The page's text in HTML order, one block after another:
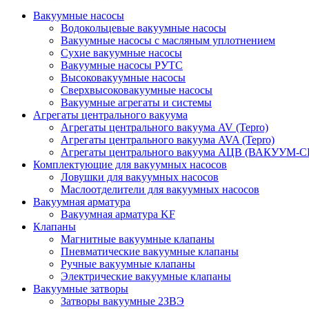
Вакуумные насосы
Водокольцевые вакуумные насосы
Вакуумные насосы с масляным уплотнением
Сухие вакуумные насосы
Вакуумные насосы РУТС
Высоковакуумные насосы
Сверхвысоковакуумные насосы
Вакуумные агрегаты и системы
Агрегаты центрального вакуума
Агрегаты центрального вакуума AV (Tepro)
Агрегаты центрального вакуума AVA (Tepro)
Агрегаты центрального вакуума АЦВ (ВАКУУМ-
Комплектующие для вакуумных насосов
Ловушки для вакуумных насосов
Маслоотделители для вакуумных насосов
Вакуумная арматура
Вакуумная арматура KF
Клапаны
Магнитные вакуумные клапаны
Пневматические вакуумные клапаны
Ручные вакуумные клапаны
Электрические вакуумные клапаны
Вакуумные затворы
Затворы вакуумные 2ЗВЭ